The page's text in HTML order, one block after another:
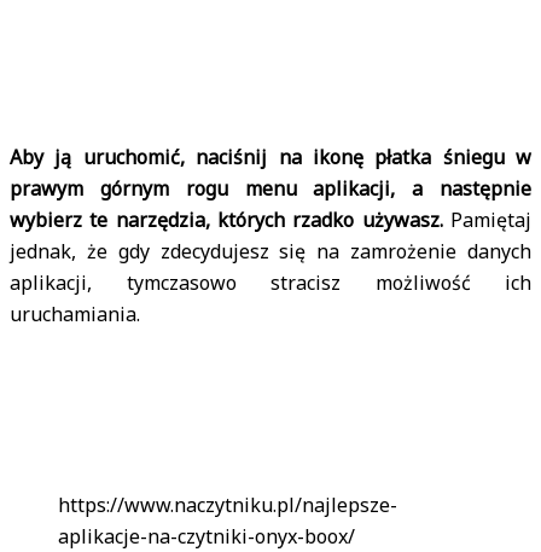
Aby ją uruchomić, naciśnij na ikonę płatka śniegu w
prawym górnym rogu menu aplikacji, a następnie
wybierz te narzędzia, których rzadko używasz. Pamiętaj
jednak, że gdy zdecydujesz się na zamrożenie danych
aplikacji, tymczasowo stracisz możliwość ich
uruchamiania.
https://www.naczytniku.pl/najlepsze-
aplikacje-na-czytniki-onyx-boox/